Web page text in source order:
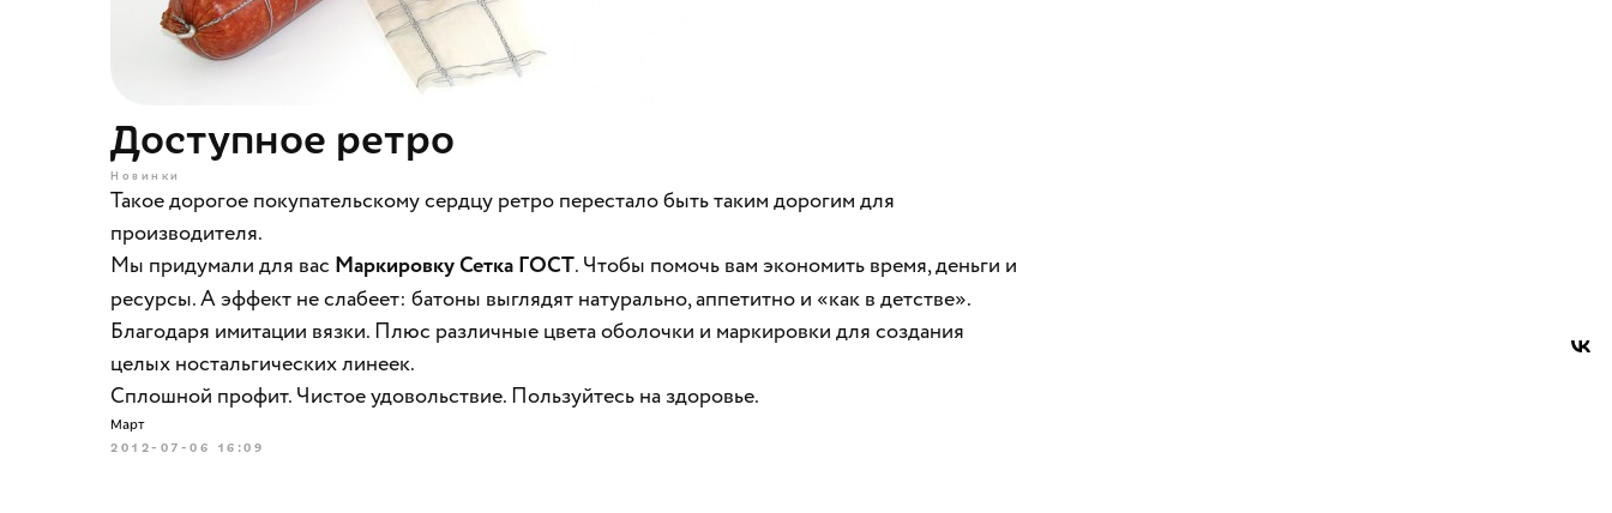
Доступное ретро
Новинки
Такое дорогое покупательскому сердцу ретро перестало быть таким дорогим для
производителя.
Мы придумали для вас Маркировку Сетка ГОСТ. Чтобы помочь вам экономить время, деньги и
ресурсы. А эффект не слабеет: батоны выглядят натурально, аппетитно и «как в детстве».
Благодаря имитации вязки. Плюс различные цвета оболочки и маркировки для создания
целых ностальгических линеек.
Сплошной профит. Чистое удовольствие. Пользуйтесь на здоровье.
Март
2012-07-06 16:09